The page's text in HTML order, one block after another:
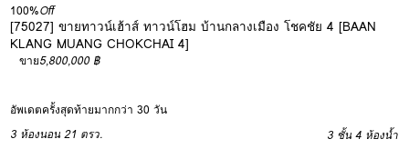
100%Off
[75027] ขายทาวน์เฮ้าส์ ทาวน์โฮม บ้านกลางเมือง โชคชัย 4 [BAAN
KLANG MUANG CHOKCHAI 4]
ขาย5,800,000 ฿
อัพเดตครั้งสุดท้ายมากกว่า 30 วัน
3 ห้องนอน 21 ตรว. 3 ชั้น 4 ห้องน้ำ